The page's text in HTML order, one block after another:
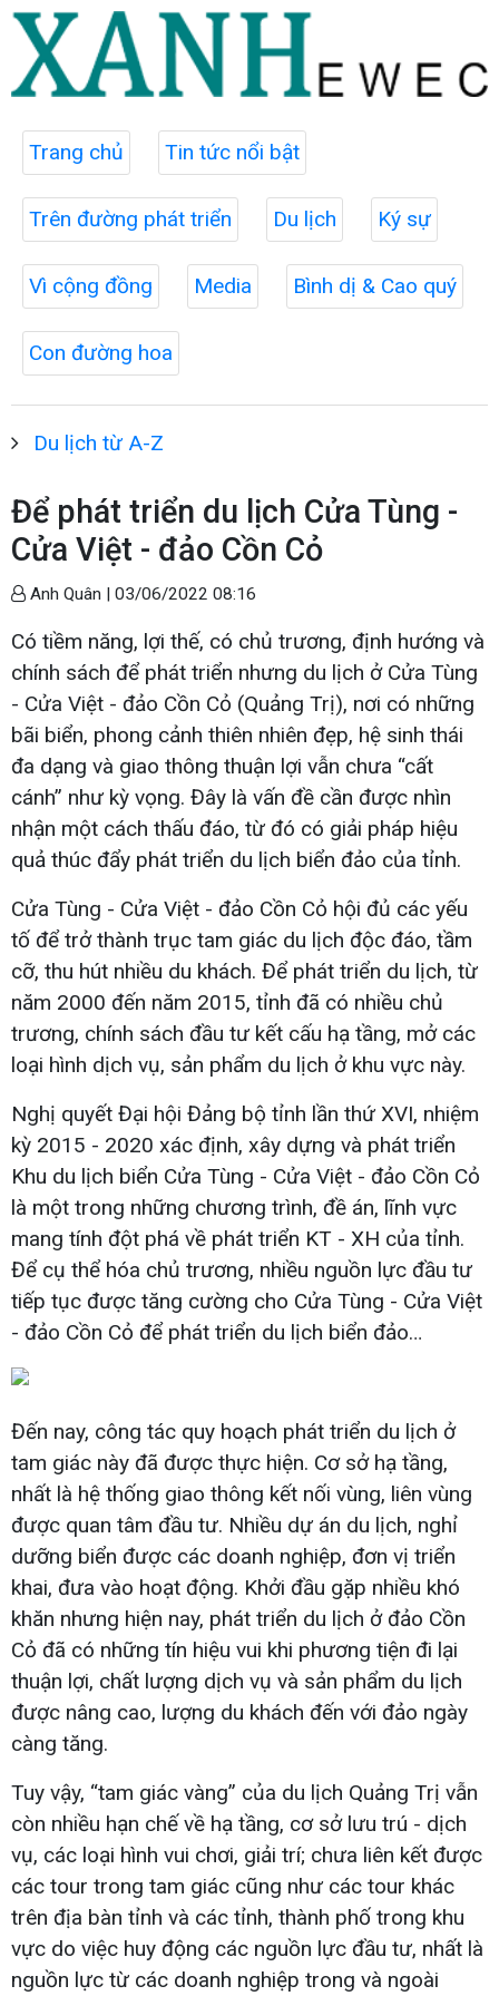
Trang chủ Tin tức nổi bật
Trên đường phát triển Du lịch Ký sự
Vì cộng đồng Media Bình dị & Cao quý
Con đường hoa
Du lịch từ A-Z
Để phát triển du lịch Cửa Tùng -
Cửa Việt - đảo Cồn Cỏ
Anh Quân | 03/06/2022 08:16
Có tiềm năng, lợi thế, có chủ trương, định hướng và
chính sách để phát triển nhưng du lịch ở Cửa Tùng
- Cửa Việt - đảo Cồn Cỏ (Quảng Trị), nơi có những
bãi biển, phong cảnh thiên nhiên đẹp, hệ sinh thái
đa dạng và giao thông thuận lợi vẫn chưa “cất
cánh” như kỳ vọng. Đây là vấn đề cần được nhìn
nhận một cách thấu đáo, từ đó có giải pháp hiệu
quả thúc đẩy phát triển du lịch biển đảo của tỉnh.
Cửa Tùng - Cửa Việt - đảo Cồn Cỏ hội đủ các yếu
tố để trở thành trục tam giác du lịch độc đáo, tầm
cỡ, thu hút nhiều du khách. Để phát triển du lịch, từ
năm 2000 đến năm 2015, tỉnh đã có nhiều chủ
trương, chính sách đầu tư kết cấu hạ tầng, mở các
loại hình dịch vụ, sản phẩm du lịch ở khu vực này.
Nghị quyết Đại hội Đảng bộ tỉnh lần thứ XVI, nhiệm
kỳ 2015 - 2020 xác định, xây dựng và phát triển
Khu du lịch biển Cửa Tùng - Cửa Việt - đảo Cồn Cỏ
là một trong những chương trình, đề án, lĩnh vực
mang tính đột phá về phát triển KT - XH của tỉnh.
Để cụ thể hóa chủ trương, nhiều nguồn lực đầu tư
tiếp tục được tăng cường cho Cửa Tùng - Cửa Việt
- đảo Cồn Cỏ để phát triển du lịch biển đảo…
Đến nay, công tác quy hoạch phát triển du lịch ở
tam giác này đã được thực hiện. Cơ sở hạ tầng,
nhất là hệ thống giao thông kết nối vùng, liên vùng
được quan tâm đầu tư. Nhiều dự án du lịch, nghỉ
dưỡng biển được các doanh nghiệp, đơn vị triển
khai, đưa vào hoạt động. Khởi đầu gặp nhiều khó
khăn nhưng hiện nay, phát triển du lịch ở đảo Cồn
Cỏ đã có những tín hiệu vui khi phương tiện đi lại
thuận lợi, chất lượng dịch vụ và sản phẩm du lịch
được nâng cao, lượng du khách đến với đảo ngày
càng tăng.
Tuy vậy, “tam giác vàng” của du lịch Quảng Trị vẫn
còn nhiều hạn chế về hạ tầng, cơ sở lưu trú - dịch
vụ, các loại hình vui chơi, giải trí; chưa liên kết được
các tour trong tam giác cũng như các tour khác
trên địa bàn tỉnh và các tỉnh, thành phố trong khu
vực do việc huy động các nguồn lực đầu tư, nhất là
nguồn lực từ các doanh nghiệp trong và ngoài